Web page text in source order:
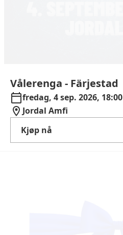
Vålerenga - Färjestad
fredag, 4 sep. 2026, 18:00
Jordal Amfi
Kjøp nå